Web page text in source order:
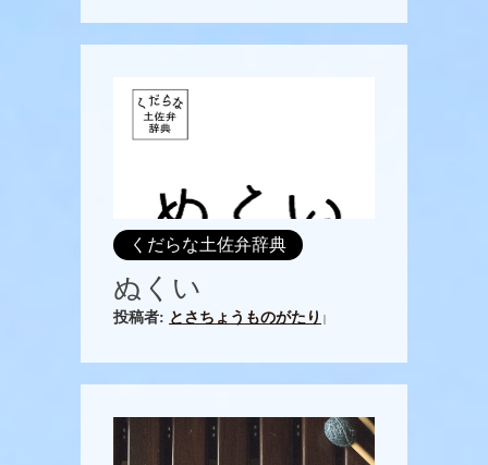
くだらな土佐弁辞典
ぬくい
投稿者: とさちょうものがたり